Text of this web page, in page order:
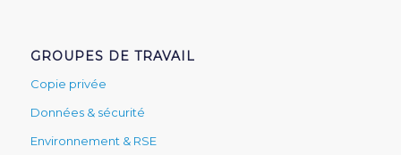
GROUPES DE TRAVAIL
Copie privée
Données & sécurité
Environnement & RSE